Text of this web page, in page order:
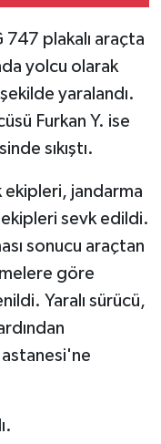
plakalı araçta
yolcu olarak
yaralandı.
Furkan Y. ise
sıkıştı.
ekipleri, jandarma
sevk edildi.
sonucu araçtan
göre
Yaralı sürücü,